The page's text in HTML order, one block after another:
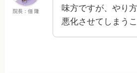
院長：佃 隆
味方ですが、やり
悪化させてしまう